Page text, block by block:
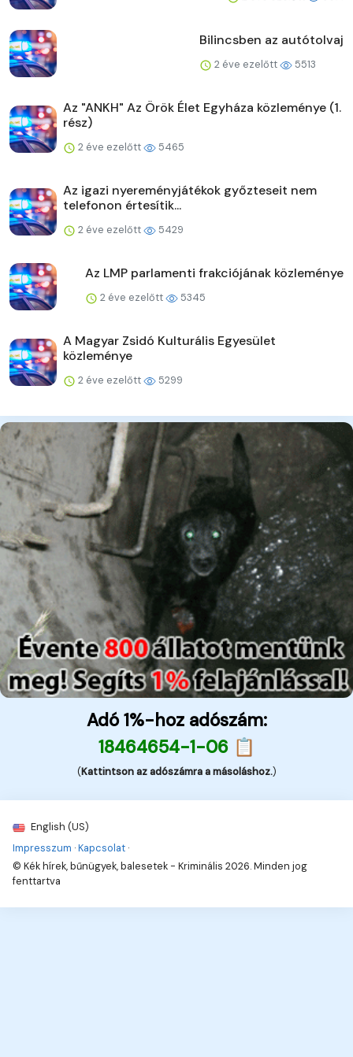
Bilincsben az autótolvaj
2 éve ezelőtt 5513
Az "ANKH" Az Örök Élet Egyháza közleménye (1.
rész)
2 éve ezelőtt 5465
Az igazi nyereményjátékok győzteseit nem
telefonon értesítik...
2 éve ezelőtt 5429
Az LMP parlamenti frakciójának közleménye
2 éve ezelőtt 5345
A Magyar Zsidó Kulturális Egyesület
közleménye
2 éve ezelőtt 5299
Adó 1%-hoz adószám:
18464654-1-06 📋
(Kattintson az adószámra a másoláshoz.)
English (US)
Impresszum ·Kapcsolat ·
© Kék hírek, bűnügyek, balesetek - Kriminális 2026. Minden jog
fenttartva